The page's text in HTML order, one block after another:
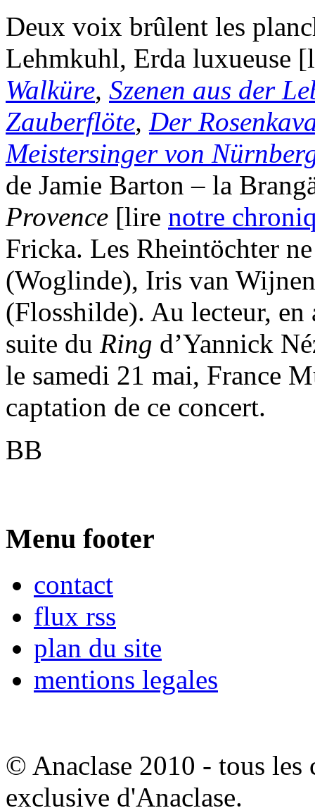
Deux voix brûlent les
Lehmkuhl, Erda luxueuse
Walküre, Szenen aus der
Zauberflöte, Der
Meistersinger von
de Jamie Barton – la
Provence [lire notre
Fricka. Les Rheintöchter
(Woglinde), Iris van
(Flosshilde). Au lecteur, en
suite du Ring d’Yannick
le samedi 21 mai, France
captation de ce concert.
BB
Menu footer
contact
flux rss
plan du site
mentions legales
© Anaclase 2010 - tous les
exclusive d'Anaclase.